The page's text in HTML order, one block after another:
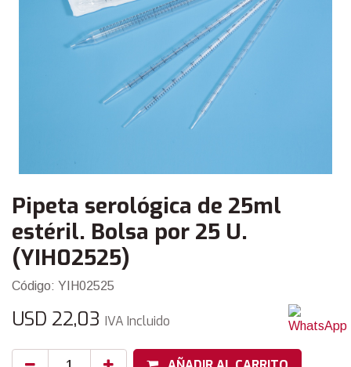
Pipeta serológica de 25ml
estéril. Bolsa por 25 U.
(YIH02525)
Código: YIH02525
USD 22,03 IVA Incluido